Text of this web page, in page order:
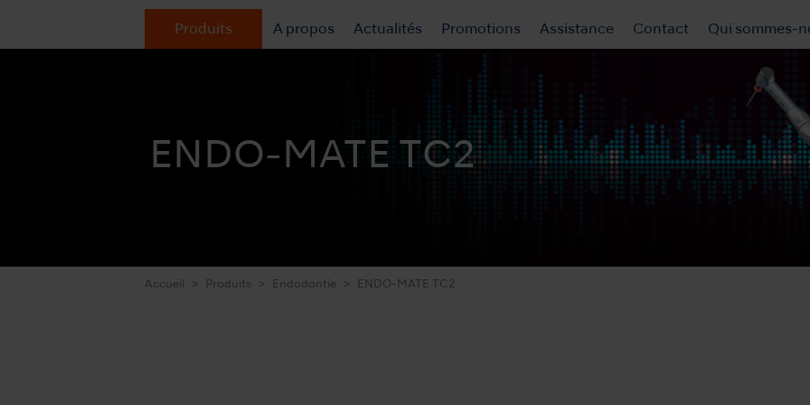
Produits A propos Actualités Promotions Assistance Contact Qui sommes-
ENDO-MATE TC2
Accueil Produits Endodontie ENDO-MATE TC2